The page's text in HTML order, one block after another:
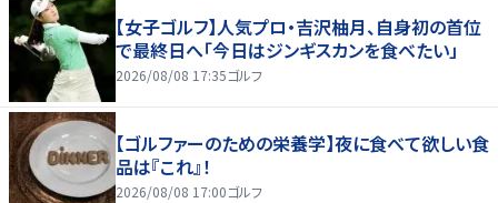
【女子ゴルフ】人気プロ・吉沢柚月、自身初の首位
で最終日へ「今日はジンギスカンを食べたい」
2026/08/08 17:35ゴルフ
【ゴルファーのための栄養学】夜に食べて欲しい食
品は『これ』！
2026/08/08 17:00ゴルフ